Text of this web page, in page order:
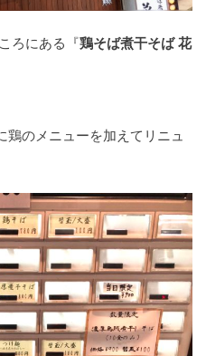
ろにある『鶏そば煮干そば 花
鶏のメニューを加えてリニュ